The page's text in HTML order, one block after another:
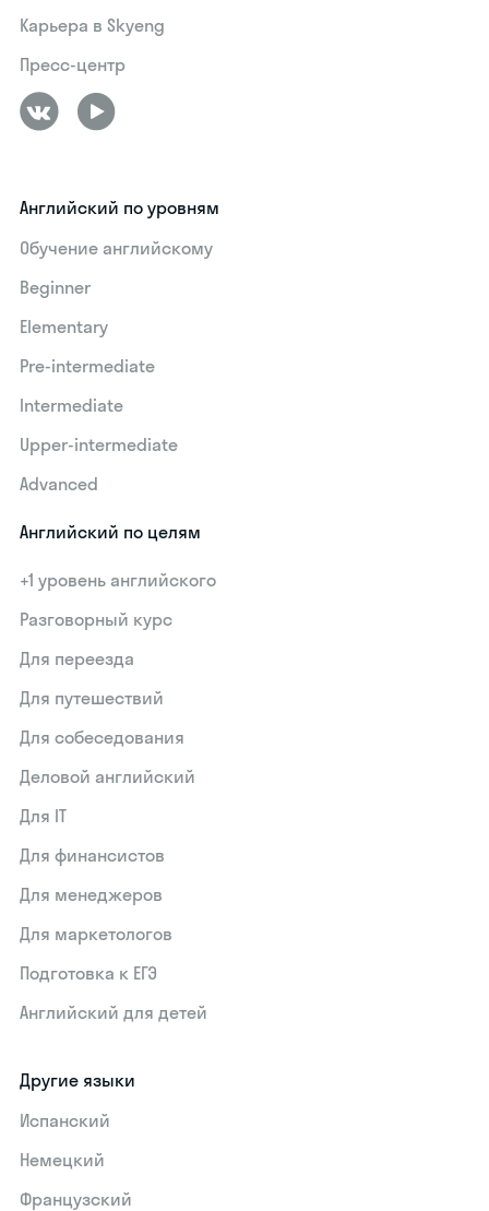
Карьера в Skyeng
Пресс-центр
Английский по уровням
Обучение английскому
Beginner
Elementary
Pre-intermediate
Intermediate
Upper-intermediate
Advanced
Английский по целям
+1 уровень английского
Разговорный курс
Для переезда
Для путешествий
Для собеседования
Деловой английский
Для IT
Для финансистов
Для менеджеров
Для маркетологов
Подготовка к ЕГЭ
Английский для детей
Другие языки
Испанский
Немецкий
Французский